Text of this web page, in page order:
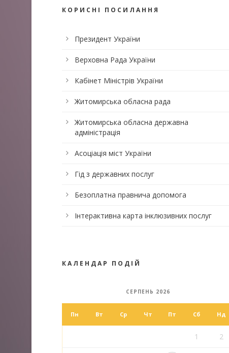
КОРИСНІ ПОСИЛАННЯ
Президент України
Верховна Рада України
Кабінет Міністрів України
Житомирська обласна рада
Житомирська обласна державна
адміністрація
Асоціація міст України
Гід з державних послуг
Безоплатна правнича допомога
Інтерактивна карта інклюзивних послуг
КАЛЕНДАР ПОДІЙ
СЕРПЕНЬ 2026
Пн Вт Ср Чт Пт Сб Нд
1 2